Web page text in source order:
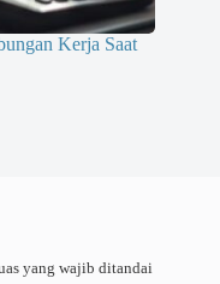
Kerja Saat
yang wajib ditandai